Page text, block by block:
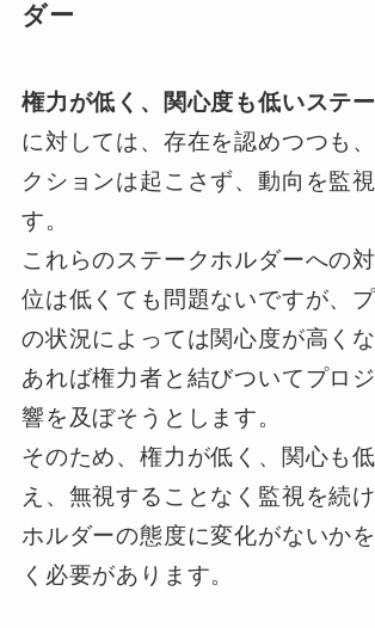
ダー
権力が低く、関心度も低いステ
に対しては、存在を認めつつも
クションは起こさず、動向を監
す。
これらのステークホルダーへの
位は低くても問題ないですが、
の状況によっては関心度が高く
あれば権力者と結びついてプロ
響を及ぼそうとします。
そのため、権力が低く、関心も
え、無視することなく監視を続
ホルダーの態度に変化がないか
く必要があります。